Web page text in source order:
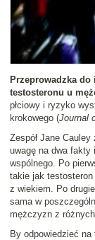
Przeprowadzka
testosteronu u
płciowy i ryzyko
krokowego (Journal
Zespół Jane
uwagę na dwa fakty
wspólnego. Po
takie jak testosteron
z wiekiem. Po
sama w
mężczyzn z
By odpowiedzieć